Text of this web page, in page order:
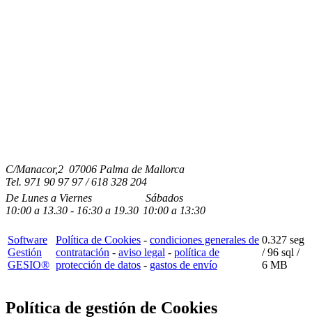
C/Manacor,2 07006 Palma de Mallorca
Tel. 971 90 97 97 / 618 328 204
De Lunes a Viernes
10:00 a 13.30 - 16:30 a 19.30
Sábados
10:00 a 13:30
Software
Gestión
GESIO®
Política de Cookies - condiciones generales de
contratación - aviso legal - política de
protección de datos - gastos de envío
0.327 seg
/96 sql /
6 MB
Política de gestión de Cookies